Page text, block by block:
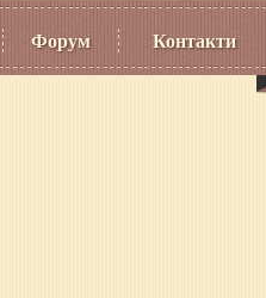
Форум Контакти